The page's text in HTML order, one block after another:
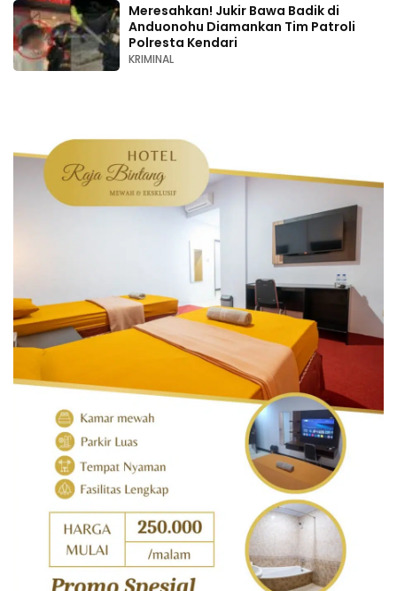
Meresahkan! Jukir Bawa Badik di
Anduonohu Diamankan Tim Patroli
Polresta Kendari
KRIMINAL